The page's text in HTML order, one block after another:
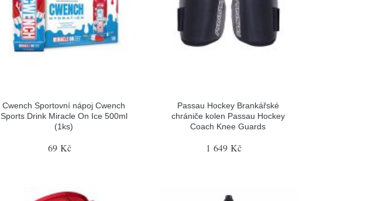
Cwench Sportovní nápoj Cwench
Sports Drink Miracle On Ice 500ml
(1ks)
69 Kč
Passau Hockey Brankářské
chrániče kolen Passau Hockey
Coach Knee Guards
1 649 Kč